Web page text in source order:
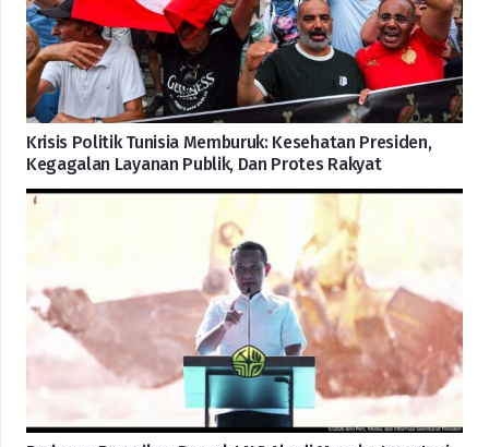
Krisis Politik Tunisia Memburuk: Kesehatan Presiden,
Kegagalan Layanan Publik, Dan Protes Rakyat